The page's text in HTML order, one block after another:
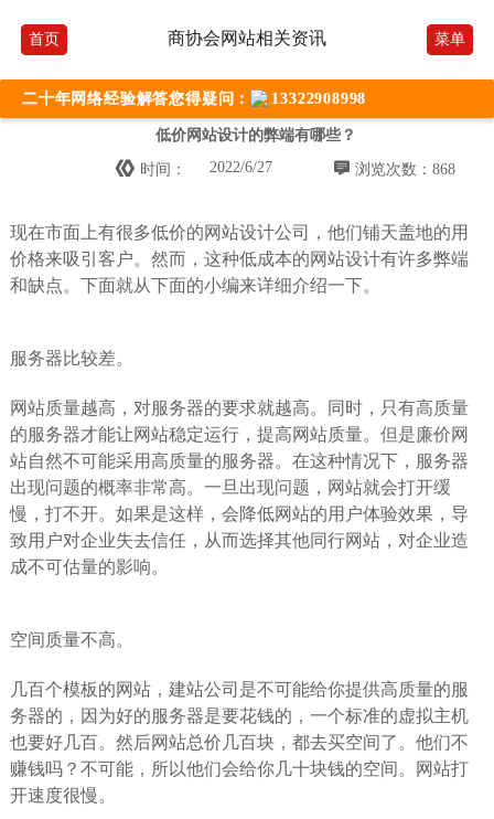
首页 商协会网站相关资讯 菜单
二十年网络经验解答您得疑问： 13322908998
低价网站设计的弊端有哪些？
 浏览次数：868
 时间： 2022/6/27
现在市面上有很多低价的网站设计公司，他们铺天盖地的用
价格来吸引客户。然而，这种低成本的网站设计有许多弊端
和缺点。下面就从下面的小编来详细介绍一下。
服务器比较差。
网站质量越高，对服务器的要求就越高。同时，只有高质量
的服务器才能让网站稳定运行，提高网站质量。但是廉价网
站自然不可能采用高质量的服务器。在这种情况下，服务器
出现问题的概率非常高。一旦出现问题，网站就会打开缓
慢，打不开。如果是这样，会降低网站的用户体验效果，导
致用户对企业失去信任，从而选择其他同行网站，对企业造
成不可估量的影响。
空间质量不高。
几百个模板的网站，建站公司是不可能给你提供高质量的服
务器的，因为好的服务器是要花钱的，一个标准的虚拟主机
也要好几百。然后网站总价几百块，都去买空间了。他们不
赚钱吗？不可能，所以他们会给你几十块钱的空间。网站打
开速度很慢。